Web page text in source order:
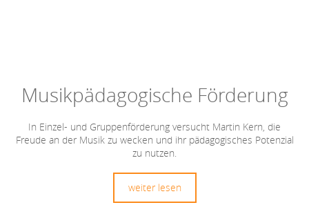
Musikpädagogische Förderung
In Einzel- und Gruppenförderung versucht Martin Kern, die
Freude an der Musik zu wecken und ihr pädagogisches Potenzial
zu nutzen.
weiter lesen